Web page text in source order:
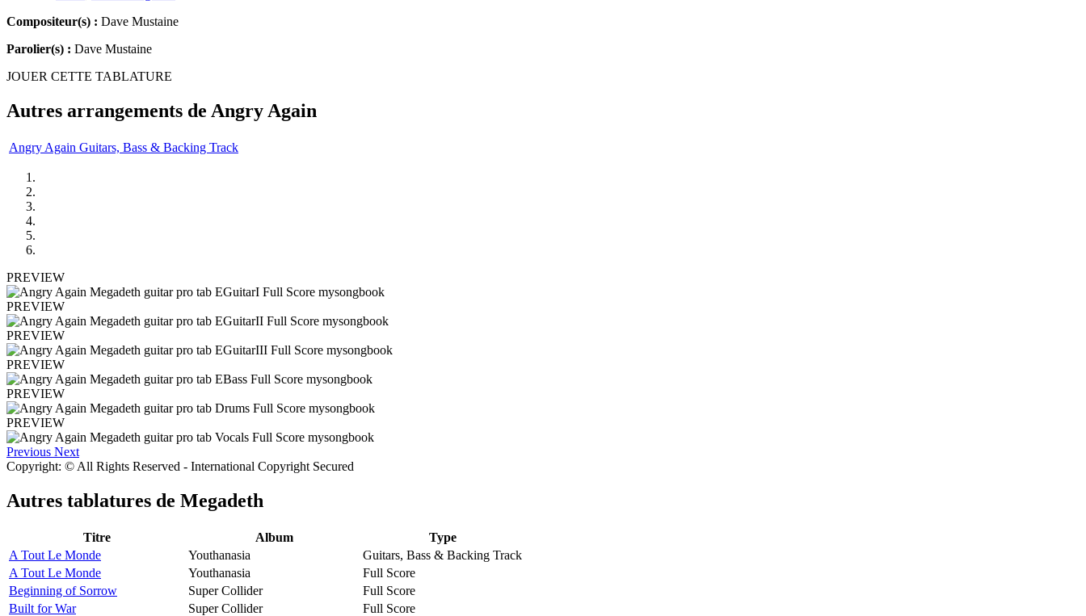
Compositeur(s) : Dave Mustaine
Parolier(s) : Dave Mustaine
JOUER CETTE TABLATURE
Autres arrangements de Angry Again
Angry Again Guitars, Bass & Backing Track
PREVIEW
PREVIEW
PREVIEW
PREVIEW
PREVIEW
PREVIEW
Previous Next
Copyright: © All Rights Reserved - International Copyright Secured
Autres tablatures de Megadeth
Titre Album
Type
A Tout Le Monde
Youthanasia
Guitars, Bass & Backing Track
A Tout Le Monde
Youthanasia
Full Score
Beginning of Sorrow
Super Collider
Full Score
Built for War
Super Collider
Full Score